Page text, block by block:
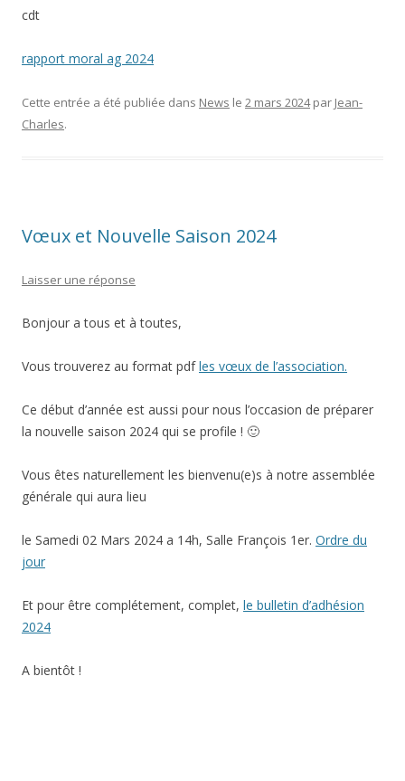
cdt
rapport moral ag 2024
Cette entrée a été publiée dans News le 2 mars 2024 par Jean-
Charles.
Vœux et Nouvelle Saison 2024
Laisser une réponse
Bonjour a tous et à toutes,
Vous trouverez au format pdfles vœux de l’association.
Ce début d’année est aussi pour nous l’occasion de préparer
la nouvelle saison 2024 qui se profile ! 🙂
Vous êtes naturellement les bienvenu(e)s à notre assemblée
générale qui aura lieu
le Samedi 02 Mars 2024 a 14h, Salle François 1er. Ordre du
jour
Et pour être complétement, complet, le bulletin d’adhésion
2024
A bientôt !